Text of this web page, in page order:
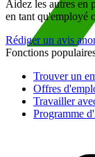
Aidez les autres en
en tant qu'employé
Rédiger un avis
Fonctions
Trouver un
Offres
Travailler
Programme